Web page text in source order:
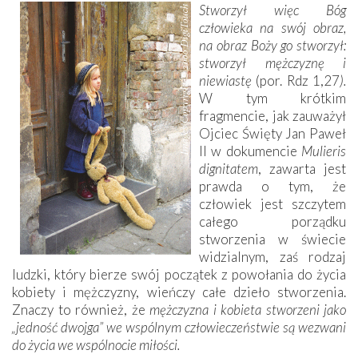
Stworzył więc Bóg
człowieka na swój obraz,
na obraz Boży go stworzył:
stworzył mężczyznę i
niewiastę (por. Rdz 1,27).
W tym krótkim
fragmencie, jak zauważył
Ojciec Święty Jan Paweł
II w dokumencie Mulieris
dignitatem, zawarta jest
prawda o tym, że
człowiek jest szczytem
całego porządku
stworzenia w świecie
widzialnym, zaś rodzaj
ludzki, który bierze swój początek z powołania do życia
kobiety i mężczyzny, wieńczy całe dzieło stworzenia.
Znaczy to również, że mężczyzna i kobieta stworzeni jako
„jedność dwojga” we wspólnym człowieczeństwie są wezwani
dożycia we wspólnocie miłości.